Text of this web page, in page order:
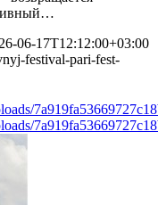
06-17T12:12:00+03:00
festival-pari-fest-